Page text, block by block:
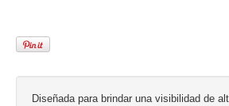
Diseñada para brindar una visibilidad de